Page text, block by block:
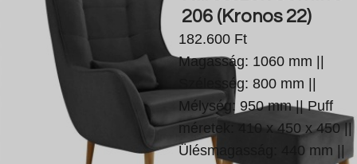
206 (Kronos 22)
182.600 Ft
Magasság: 1060 mm ||
Szélesség: 800 mm ||
Mélység: 950 mm || Puff
méretek: 410 x 450 x 450 ||
Ülésmagasság: 440 mm ||